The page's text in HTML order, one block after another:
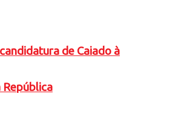
de Caiado à
República